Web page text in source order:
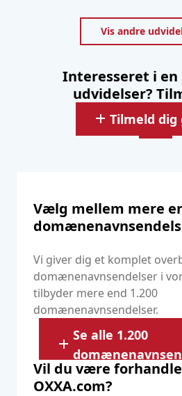
Vis andre
Interesseret i
udvidelser?
Tilmeld dig
Vælg mellem mere
Vi giver dig et komplet
domænenavnsendelser i
tilbyder mere end 1.200
domænenavnsendelser.
Se alle 1.200
Vil du være
OXXA.com?